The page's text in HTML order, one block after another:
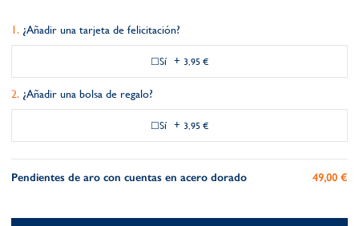
¿Añadir una tarjeta de felicitación?
Sí + 3,95 €
¿Añadir una bolsa de regalo?
Sí + 3,95 €
Pendientes de aro con cuentas en acero dorado 49,00 €